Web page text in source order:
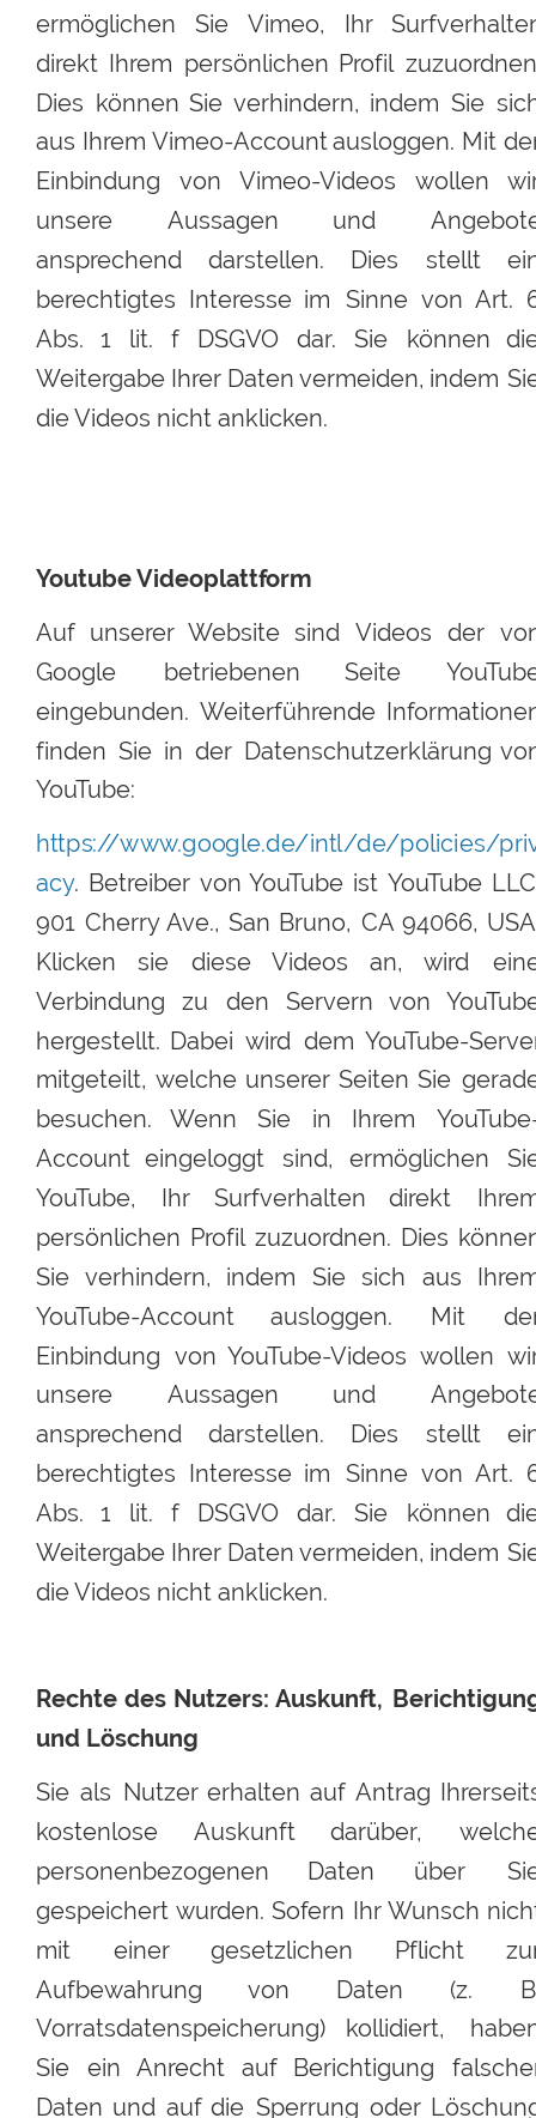
ermöglichen
Sie Vimeo, Ihr
direkt Ihrem persönlichen Profil
Dies können Sie verhindern, indem Sie
aus Ihrem Vimeo-Accountausloggen. Mit
Einbindung
von Vimeo-Videos wollen
unsere
Aussagen und
ansprechend
darstellen. Dies stellt
berechtigtes Interesse im Sinne von Art.
Abs.
1 lit. f DSGVO dar. Sie können
Weitergabe Ihrer Daten vermeiden, indem
die Videos nicht anklicken.
Youtube Videoplattform
Auf unserer Website sind Videos der
Google
betriebenen Seite
eingebunden. Weiterführende
finden Sie in der Datenschutzerklärung
YouTube:
https://www.google.de/intl/de/policies/pri
acy. Betreiber von YouTube ist YouTube
901 Cherry Ave., San Bruno, CA 94066,
Klicken
sie diese Videos an, wird
Verbindung
zu den Servern von
hergestellt. Dabei wird dem YouTube-
mitgeteilt, welche unserer Seiten Sie
besuchen.
Wenn Sie in Ihrem
Account eingeloggt sind, ermöglichen
YouTube,
Ihr Surfverhalten direkt
persönlichen Profil zuzuordnen. Dies
Sie verhindern, indem Sie sich aus
YouTube-Account
ausloggen. Mit
Einbindung von YouTube-Videos wollen
unsere
Aussagen und
ansprechend
darstellen. Dies stellt
berechtigtes Interesse im Sinne von Art.
Abs.
1 lit. f DSGVO dar. Sie können
Weitergabe Ihrer Daten vermeiden, indem
die Videos nicht anklicken.
Rechte des Nutzers: Auskunft,
und Löschung
Sie als Nutzer erhalten auf Antrag
kostenlose
Auskunft darüber,
personenbezogenen
Daten über
gespeichert wurden. Sofern Ihr Wunsch
mit
einer gesetzlichen Pflicht
Aufbewahrung
von Daten (z.
Vorratsdatenspeicherung)
kollidiert,
Sie
ein Anrecht auf Berichtigung
Daten und auf die Sperrung oder